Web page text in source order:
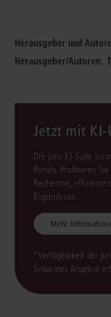
Herausgeber und
Herausgeber/Autoren:
Jetzt mit
Die juris KI-Suite ist
Portals. Profitieren
Recherche,
Ergebnissen.
Mehr
*Verfügbarkeit der
Separates Angebot